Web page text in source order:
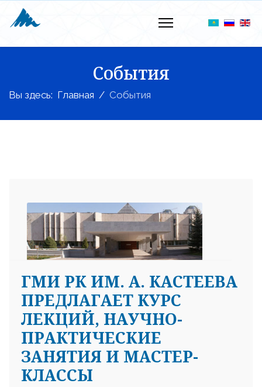
События
Вы здесь: Главная События
ГМИ РК ИМ. А. КАСТЕЕВА
ПРЕДЛАГАЕТ КУРС
ЛЕКЦИЙ, НАУЧНО-
ПРАКТИЧЕСКИЕ
ЗАНЯТИЯ И МАСТЕР-
КЛАССЫ
23 97